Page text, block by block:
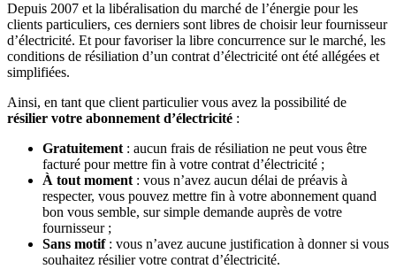
Depuis 2007 et la libéralisation du marché de l’énergie pour les
clients particuliers, ces derniers sont libres de choisir leur fournisseur
d’électricité. Et pour favoriser la libre concurrence sur le marché, les
conditions de résiliation d’un contrat d’électricité ont été allégées et
simplifiées.
Ainsi, en tant que client particulier vous avez la possibilité de
résilier votre abonnement d’électricité :
Gratuitement : aucun frais de résiliation ne peut vous être
facturé pour mettre fin à votre contrat d’électricité ;
À tout moment : vous n’avez aucun délai de préavis à
respecter, vous pouvez mettre fin à votre abonnement quand
bon vous semble, sur simple demande auprès de votre
fournisseur ;
Sans motif: vous n’avez aucune justification à donner si vous
souhaitez résilier votre contrat d’électricité.